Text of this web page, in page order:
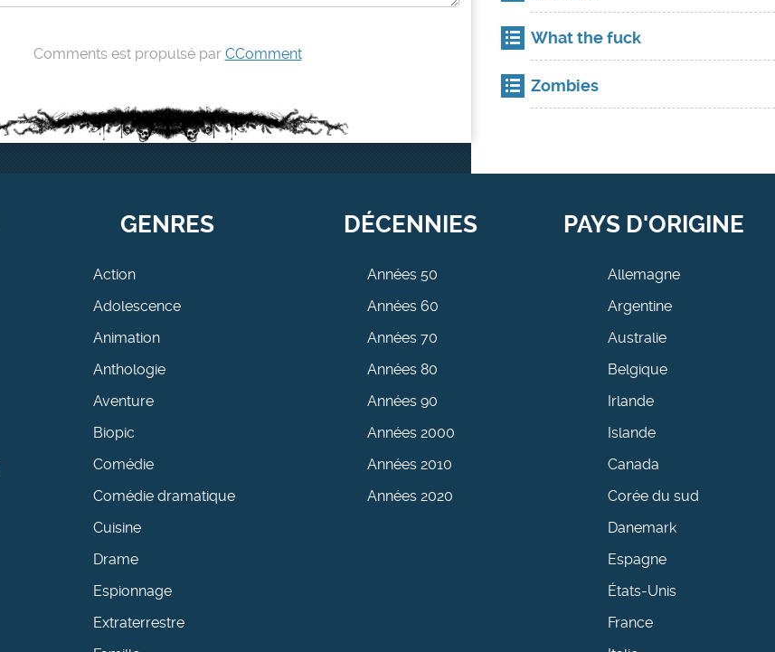
Comments est propulsé par CComment
What the fuck
Zombies
GENRES
Action
Adolescence
Animation
Anthologie
Aventure
Biopic
Comédie
Comédie dramatique
Cuisine
Drame
Espionnage
Extraterrestre
DÉCENNIES
Années 50
Années 60
Années 70
Années 80
Années 90
Années 2000
Années 2010
Années 2020
PAYS D'ORIGINE
Allemagne
Argentine
Australie
Belgique
Irlande
Islande
Canada
Corée du sud
Danemark
Espagne
États-Unis
France